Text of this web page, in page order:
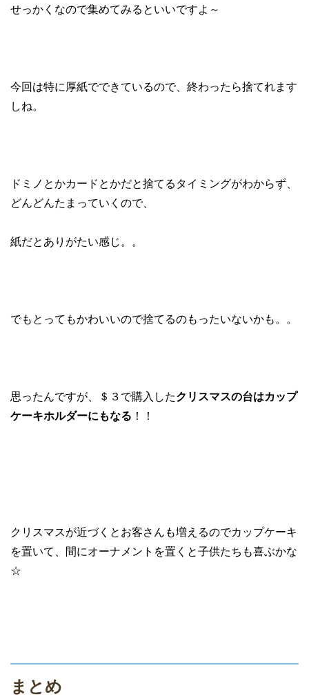
せっかくなので集めてみるといいですよ～
今回は特に厚紙でできているので、終わったら捨てれます
しね。
ドミノとかカードとかだと捨てるタイミングがわからず、
どんどんたまっていくので、
紙だとありがたい感じ。。
でもとってもかわいいので捨てるのもったいないかも。。
思ったんですが、＄３で購入したクリスマスの台はカップ
ケーキホルダーにもなる ！！
クリスマスが近づくとお客さんも増えるのでカップケーキ
を置いて、間にオーナメントを置くと子供たちも喜ぶかな
☆
まとめ